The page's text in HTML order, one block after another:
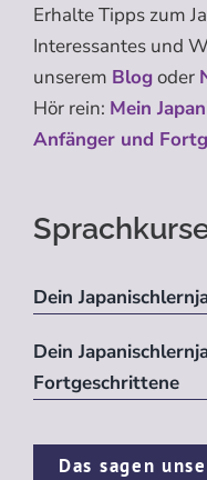
Erhalte Tipps zum
Interessantes und
unserem Blogoder
Hör rein: Mein
Anfänger und
Dein
Dein
Fortgeschrittene
Das sagen